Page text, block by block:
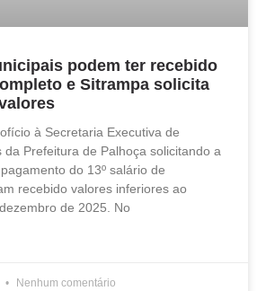
podem ter recebido
e Sitrampa solicita
à Secretaria Executiva de
da Prefeitura de Palhoça solicitando a
do 13º salário de
recebido valores inferiores ao
de 2025. No
Nenhum comentário